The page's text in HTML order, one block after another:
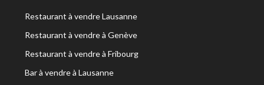
Restaurant à vendre Lausanne
Restaurant à vendre à Genève
Restaurant à vendre à Fribourg
Bar à vendre à Lausanne